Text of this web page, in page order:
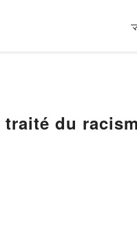
traité du